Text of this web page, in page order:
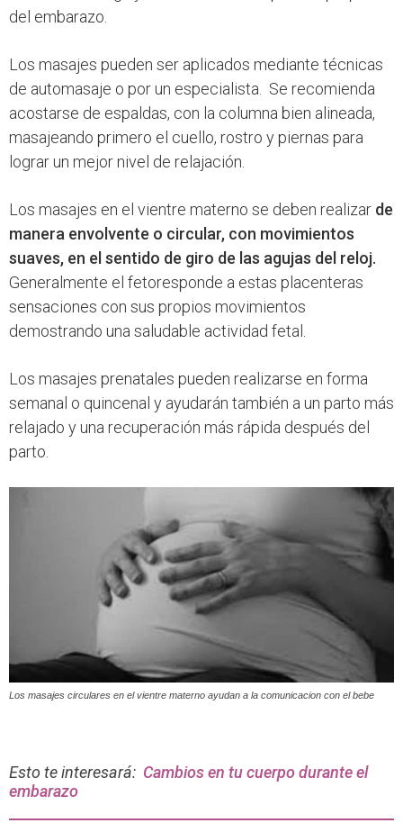
del embarazo.
Los masajes pueden ser aplicados mediante técnicas
de automasaje o por un especialista. Se recomienda
acostarse de espaldas, con la columna bien alineada,
masajeando primero el cuello, rostro y piernas para
lograr un mejor nivel de relajación.
Los masajes en el vientre materno se deben realizar de
manera envolvente o circular, con movimientos
suaves, en el sentido de giro de las agujas del reloj.
Generalmente el fetoresponde a estas placenteras
sensaciones con sus propios movimientos
demostrando una saludable actividad fetal.
Los masajes prenatales pueden realizarse en forma
semanal o quincenal y ayudarán también a un parto más
relajado y una recuperación más rápida después del
parto.
Los masajes circulares en el vientre materno ayudan a la comunicacion con el bebe
Esto te interesará: Cambios en tu cuerpo durante el
embarazo